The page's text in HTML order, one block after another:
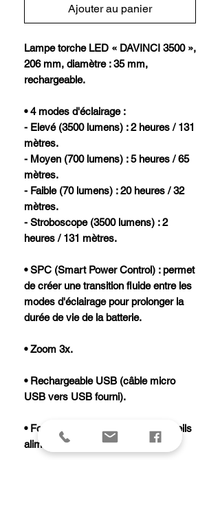
Ajouter au panier
Lampe torche LED « DAVINCI 3500 »,
206 mm, diamètre : 35 mm,
rechargeable.
• 4 modes d'éclairage :
- Elevé (3500 lumens) : 2 heures / 131
mètres.
- Moyen (700 lumens) : 5 heures / 65
mètres.
- Faible (70 lumens) : 20 heures / 32
mètres.
- Stroboscope (3500 lumens) : 2
heures / 131 mètres.
• SPC (Smart Power Control) : permet
de créer une transition fluide entre les
modes d'éclairage pour prolonger la
durée de vie de la batterie.
• Zoom 3x.
• Rechargeable USB (câble micro
USB vers USB fourni).
• Fonction Power Bank pour appareils
alimentés par USB.